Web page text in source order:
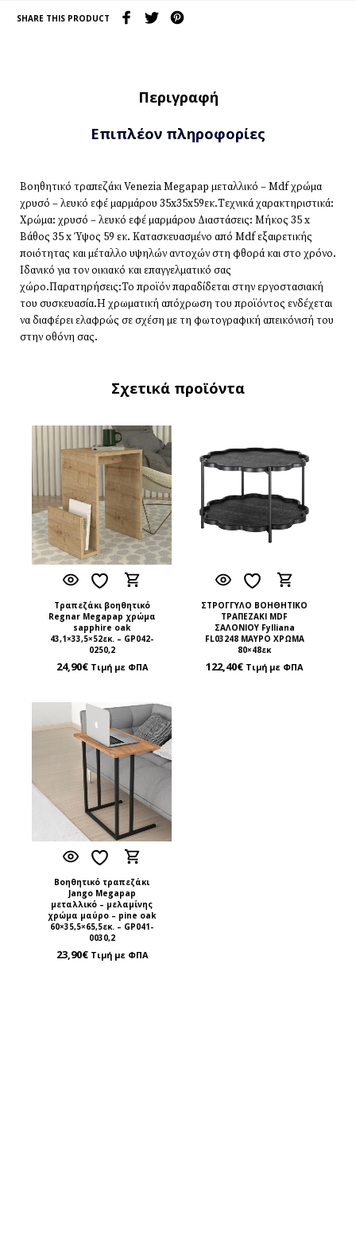
SHARE THIS PRODUCT
Περιγραφή
Επιπλέον πληροφορίες
Βοηθητικό τραπεζάκι Venezia Megapap μεταλλικό – Mdf χρώμα
χρυσό – λευκό εφέ μαρμάρου 35x35x59εκ.Τεχνικά χαρακτηριστικά:
Χρώμα: χρυσό – λευκό εφέ μαρμάρου Διαστάσεις: Μήκος 35 x
Βάθος 35 x Ύψος 59 εκ. Κατασκευασμένο από Mdf εξαιρετικής
ποιότητας και μέταλλο υψηλών αντοχών στη φθορά και στο χρόνο.
Ιδανικό για τον οικιακό και επαγγελματικό σας
χώρο.Παρατηρήσεις:Το προϊόν παραδίδεται στην εργοστασιακή
του συσκευασία.Η χρωματική απόχρωση του προϊόντος ενδέχεται
να διαφέρει ελαφρώς σε σχέση με τη φωτογραφική απεικόνισή του
στην οθόνη σας.
Σχετικά προϊόντα
Τραπεζάκι βοηθητικό
Regnar Megapap χρώμα
sapphire oak
43,1×33,5×52εκ. – GP042-
0250,2
24,90€ Τιμή με ΦΠΑ
ΣΤΡΟΓΓΥΛΟ ΒΟΗΘΗΤΙΚΟ
ΤΡΑΠΕΖΑΚΙ MDF
ΣΑΛΟΝΙΟΥ Fylliana
FL03248 ΜΑΥΡΟ ΧΡΩΜΑ
80×48εκ
122,40€ Τιμή με ΦΠΑ
Βοηθητικό τραπεζάκι
Jango Megapap
μεταλλικό – μελαμίνης
χρώμα μαύρο – pine oak
60×35,5×65,5εκ. – GP041-
0030,2
23,90€ Τιμή με ΦΠΑ